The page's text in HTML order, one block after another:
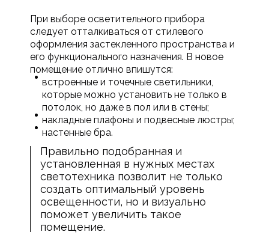
При выборе осветительного прибора
следует отталкиваться от стилевого
оформления застекленного пространства и
его функционального назначения. В новое
помещение отлично впишутся:
встроенные и точечные светильники,
которые можно установить не только в
потолок, но даже в пол или в стены;
накладные плафоны и подвесные люстры;
настенные бра.
Правильно подобранная и
установленная в нужных местах
светотехника позволит не только
создать оптимальный уровень
освещенности, но и визуально
поможет увеличить такое
помещение.